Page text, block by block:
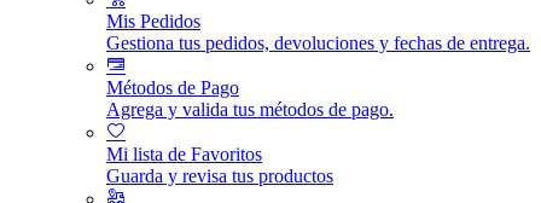
Mis Pedidos
Gestiona tus pedidos, devoluciones y fechas de entrega.
Métodos de Pago
Agrega y valida tus métodos de pago.
Mi lista de Favoritos
Guarda y revisa tus productos